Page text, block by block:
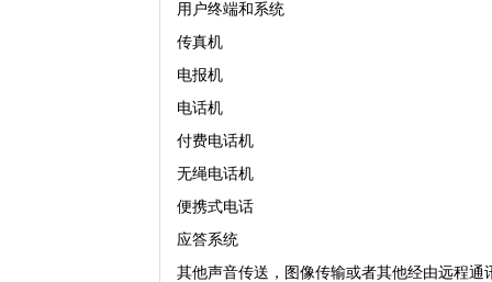
用户终端和系统
传真机
电报机
电话机
付费电话机
无绳电话机
便携式电话
应答系统
其他声音传送，图像传输或者其他经由远程通